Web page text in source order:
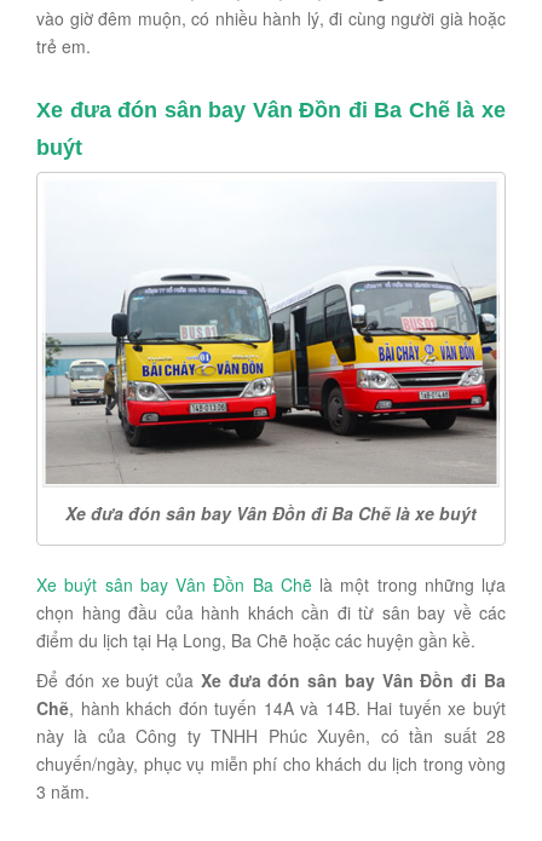
vào giờ đêm muộn, có nhiều hành lý, đi cùng người già hoặc
trẻ em.
Xe đưa đón sân bay Vân Đồn đi Ba Chẽ là xe
buýt
Xe đưa đón sân bay Vân Đồn đi Ba Chẽ là xe buýt
Xe buýt sân bay Vân Đồn Ba Chẽlà một trong những lựa
chọn hàng đầu của hành khách cần đi từ sân bay về các
điểm du lịch tại Hạ Long, Ba Chẽ hoặc các huyện gần kề.
Để đón xe buýt của Xe đưa đón sân bay Vân Đồn đi Ba
Chẽ, hành khách đón tuyến 14A và 14B. Hai tuyến xe buýt
này là của Công ty TNHH Phúc Xuyên, có tần suất 28
chuyến/ngày, phục vụ miễn phí cho khách du lịch trong vòng
3 năm.